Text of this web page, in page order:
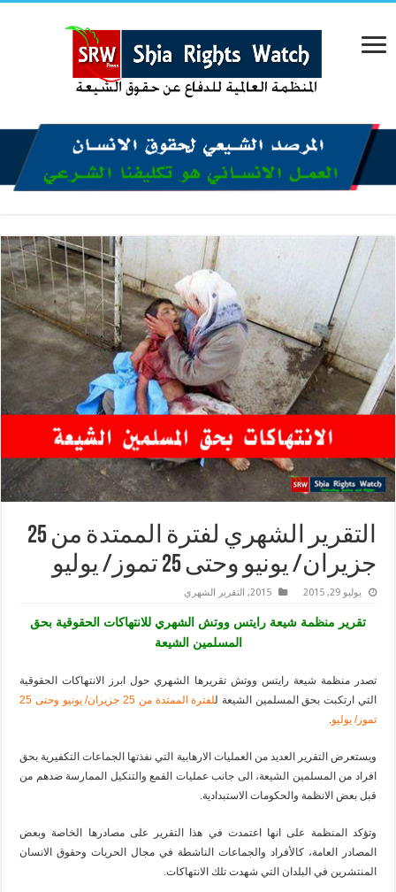
التقرير الشهري لفترة الممتدة من 25
جزيران/ يونيو وحتى 25 تموز/ يوليو
يوليو 29, 2015 2015
, التقرير الشهري
تقرير منظمة شيعة رايتس ووتش الشهري للانتهاكات الحقوقية بحق
المسلمين الشيعة
تصدر منظمة شيعة رايتس ووتش تقريرها الشهري حول ابرز الانتهاكات الحقوقية
التي ارتكبت بحق المسلمين الشيعة ل
لفترة الممتدة من 25 جزيران/ يونيو وحتى 25
تموز/ يوليو.
ويستعرض التقرير العديد من العمليات الارهابية التي نفذتها الجماعات التكفيرية بحق
افراد من المسلمين الشيعة، الى جانب عمليات القمع والتنكيل الممارسة ضدهم من
قبل بعض الانظمة والحكومات الاستبدادية.
وتؤكد المنظمة على انها اعتمدت في هذا التقرير على مصادرها الخاصة وبعض
المصادر العامة، كالأفراد والجماعات الناشطة في مجال الحريات وحقوق الانسان
المنتشرين في البلدان التي شهدت تلك الانتهاكات.